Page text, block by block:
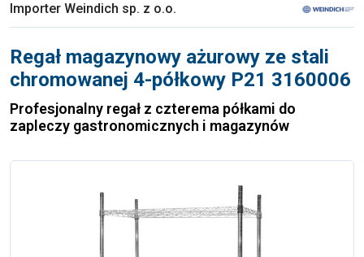
Importer Weindich sp. z o.o.
Regał magazynowy ażurowy ze stali
chromowanej 4-półkowy P21 3160006
Profesjonalny regał z czterema półkami do
zapleczy gastronomicznych i magazynów